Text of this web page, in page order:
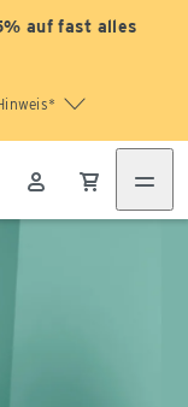
auf fast alles